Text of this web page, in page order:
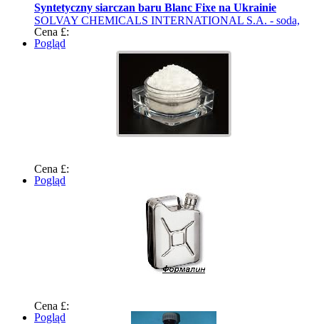
Syntetyczny siarczan baru Blanc Fixe na Ukrainie
SOLVAY CHEMICALS INTERNATIONAL S.A. - soda,
siarczan baru (produkty chemiczne)
Cena £:
Pogląd
Cena £:
Pogląd
Cena £:
Pogląd